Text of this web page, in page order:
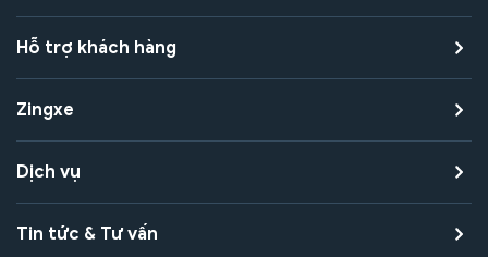
Hỗ trợ khách hàng
Zingxe
Dịch vụ
Tin tức & Tư vấn